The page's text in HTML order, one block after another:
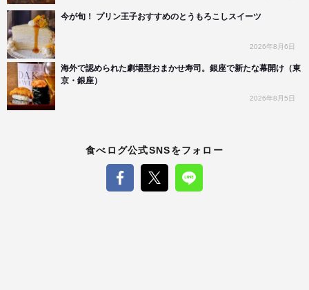
今が旬！ プリン王子おすすめのとうもろこしスイーツ
2026年8月6日
海外で認められた劇場型おまかせ寿司。銀座で新たな幕開け（東
京・銀座）
2026年8月5日
食べログ公式SNSをフォロー